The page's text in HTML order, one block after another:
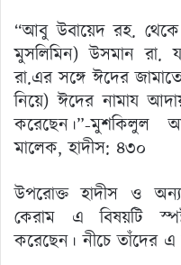
“আবু উবায়েদ রহ. থেকে
মুসলিমিন) উসমান
রা.এর সঙ্গে ঈদের
নিয়ে) ঈদের নামায
করেছেন।”-মুশকিলুল
মালেক, হাদীস: ৪৩০
উপরোক্ত হাদীস ও
কেরাম এ বিষয়টি
করেছেন। নীচে তাঁদের